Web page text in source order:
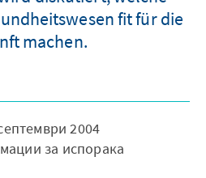
fit für die
machen.
2004
за испорака